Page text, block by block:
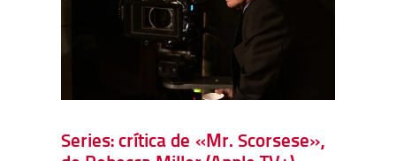
Series: crítica de «Mr. Scorsese»,